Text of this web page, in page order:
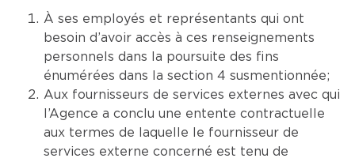
À ses employés et représentants qui ont
besoin d’avoir accès à ces renseignements
personnels dans la poursuite des fins
énumérées dans la section 4 susmentionnée;
Aux fournisseurs de services externes avec qui
l’Agence a conclu une entente contractuelle
aux termes de laquelle le fournisseur de
services externe concerné est tenu de